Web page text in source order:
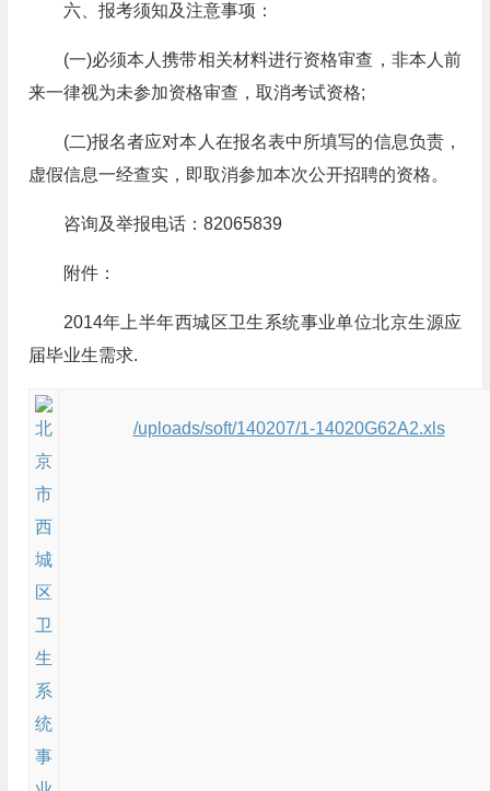
六、报考须知及注意事项：
(一)必须本人携带相关材料进行资格审查，非本人前
来一律视为未参加资格审查，取消考试资格;
(二)报名者应对本人在报名表中所填写的信息负责，
虚假信息一经查实，即取消参加本次公开招聘的资格。
咨询及举报电话：82065839
附件：
2014年上半年西城区卫生系统事业单位北京生源应
届毕业生需求.
/uploads/soft/140207/1-14020G62A2.xls